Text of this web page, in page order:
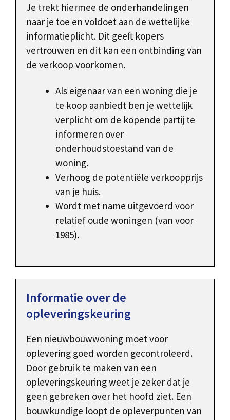
Je trekt hiermee de onderhandelingen
naar je toe en voldoet aan de wettelijke
informatieplicht. Dit geeft kopers
vertrouwen en dit kan een ontbinding van
de verkoop voorkomen.
Als eigenaar van een woning die je
te koop aanbiedt ben je wettelijk
verplicht om de kopende partij te
informeren over
onderhoudstoestand van de
woning.
Verhoog de potentiële verkoopprijs
van je huis.
Wordt met name uitgevoerd voor
relatief oude woningen (van voor
1985).
Informatie over de
opleveringskeuring
Een nieuwbouwwoning moet voor
oplevering goed worden gecontroleerd.
Door gebruik te maken van een
opleveringskeuring weet je zeker dat je
geen gebreken over het hoofd ziet. Een
bouwkundige loopt de opleverpunten van